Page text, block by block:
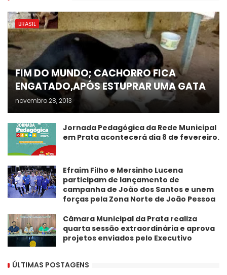
BRASIL
FIM DO MUNDO; CACHORRO FICA
ENGATADO,APÓS ESTUPRAR UMA GATA
novembro 28, 2013
Jornada Pedagógica da Rede Municipal
em Prata acontecerá dia 8 de fevereiro.
Efraim Filho e Mersinho Lucena
participam de lançamento de
campanha de João dos Santos e unem
forças pela Zona Norte de João Pessoa
Câmara Municipal da Prata realiza
quarta sessão extraordinária e aprova
projetos enviados pelo Executivo
ÚLTIMAS POSTAGENS